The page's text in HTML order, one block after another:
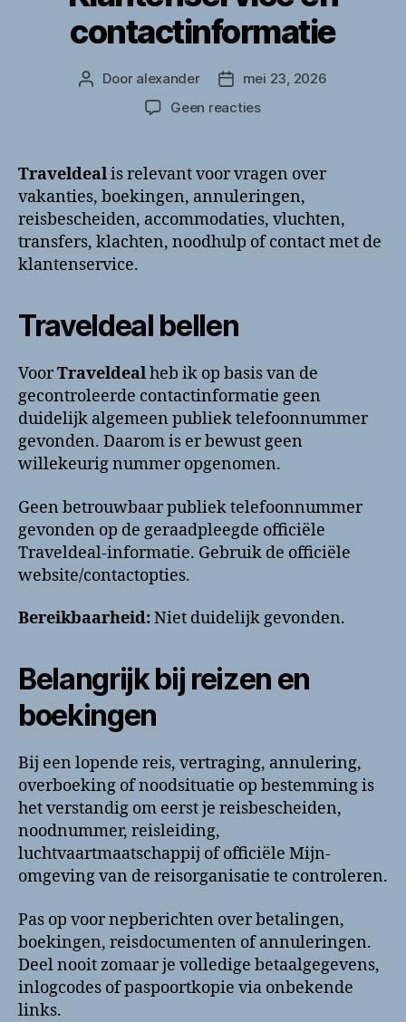
contactinformatie
Berichtauteur
Door alexander Berichtdatum
mei 23, 2026
Geen reactiesop
Klantenservice
en
contactinformatie
Traveldealis relevant voor vragen over
vakanties, boekingen, annuleringen,
reisbescheiden, accommodaties, vluchten,
transfers, klachten, noodhulp of contact met de
klantenservice.
Traveldeal bellen
VoorTraveldealheb ik op basis van de
gecontroleerde contactinformatie geen
duidelijk algemeen publiek telefoonnummer
gevonden. Daarom is er bewust geen
willekeurig nummer opgenomen.
Geen betrouwbaar publiek telefoonnummer
gevonden op de geraadpleegde officiële
Traveldeal-informatie. Gebruik de officiële
website/contactopties.
Bereikbaarheid:Niet duidelijk gevonden.
Belangrijk bij reizen en
boekingen
Bij een lopende reis, vertraging, annulering,
overboeking of noodsituatie op bestemming is
het verstandig om eerst je reisbescheiden,
noodnummer, reisleiding,
luchtvaartmaatschappij of officiële Mijn-
omgeving van de reisorganisatie te controleren.
Pas op voor nepberichten over betalingen,
boekingen, reisdocumenten of annuleringen.
Deel nooit zomaar je volledige betaalgegevens,
inlogcodes of paspoortkopie via onbekende
links.